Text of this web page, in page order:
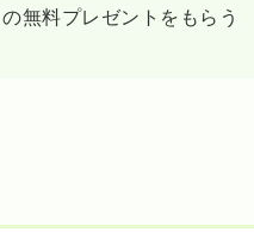
無料プレゼントをもらう